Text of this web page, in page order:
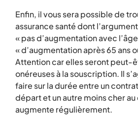
Enfin, il vous sera possible de
assurance santé dont
« pas d’augmentation avec
« d’augmentation après 65 ans
Attention car elles seront peut-
onéreuses à la souscription. Il
faire sur la durée entre un
départ et un autre moins cher
augmente régulièrement.